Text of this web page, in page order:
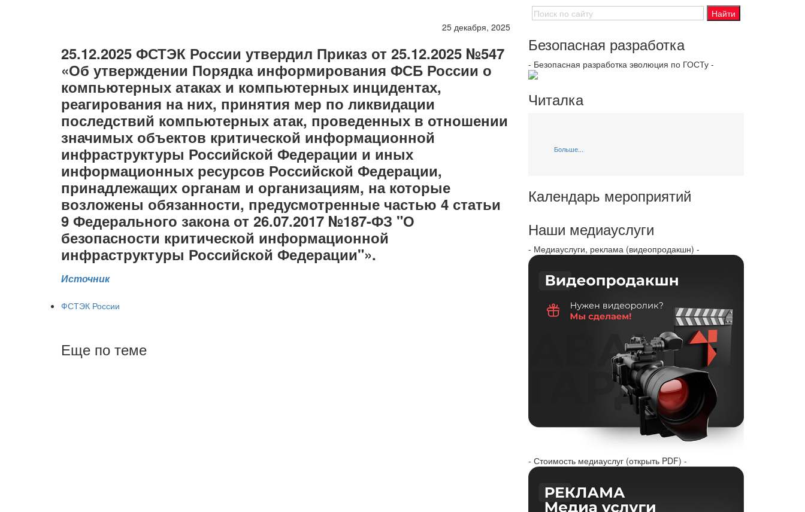
25 декабря, 2025
25.12.2025 ФСТЭК России утвердил Приказ от 25.12.2025 №547
«Об утверждении Порядка информирования ФСБ России о
компьютерных атаках и компьютерных инцидентах,
реагирования на них, принятия мер по ликвидации
последствий компьютерных атак, проведенных в отношении
значимых объектов критической информационной
инфраструктуры Российской Федерации и иных
информационных ресурсов Российской Федерации,
принадлежащих органам и организациям, на которые
возложены обязанности, предусмотренные частью 4 статьи
9 Федерального закона от 26.07.2017 №187-ФЗ "О
безопасности критической информационной
инфраструктуры Российской Федерации"».
Источник
ФСТЭК России
Еще по теме
Безопасная разработка
- Безопасная разработка эволюция по ГОСТу -
Читалка
Больше...
Календарь мероприятий
Наши медиауслуги
- Медиауслуги, реклама (видеопродакшн) -
- Стоимость медиауслуг (открыть PDF) -